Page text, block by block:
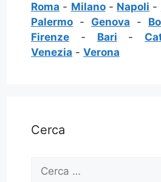
Roma - Milano- Napoli -
Palermo - Genova -
Firenze - Bari -
Venezia - Verona
Cerca
Ricerca